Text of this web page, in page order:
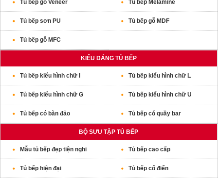
Tủ bếp gỗ Veneer Tủ bếp Melamine
Tủ bếp sơn PU Tủ bếp gỗ MDF
Tủ bếp gỗ MFC
KIỂU DÁNG TỦ BẾP
Tủ bếp kiểu hình chữ I Tủ bếp kiểu hình chữ L
Tủ bếp kiểu hình chữ G Tủ bếp kiểu hình chữ U
Tủ bếp có bàn đảo Tủ bếp có quầy bar
BỘ SƯU TẬP TỦ BẾP
Mẫu tủ bếp đẹp tiện nghi Tủ bếp cao cấp
Tủ bếp hiện đại Tủ bếp cổ điển